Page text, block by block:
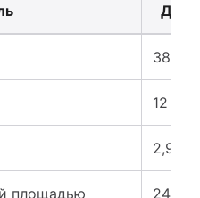
До
38
12
2,9%
площадью 24%